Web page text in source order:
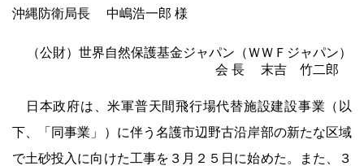
沖縄防衛局長 中嶋浩一郎 様
（公財）世界自然保護基金ジャパン（ＷＷＦジャパン）
会 長 末吉 竹二郎
日本政府は、米軍普天間飛行場代替施設建設事業（以
下、「同事業」）に伴う名護市辺野古沿岸部の新たな区域
で土砂投入に向けた工事を３月２５日に始めた。また、３